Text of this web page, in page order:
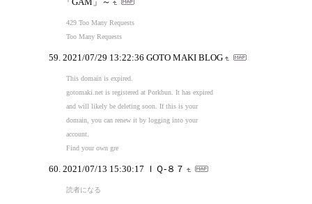
429 Too Many Requests
Too Many Requests
2021/07/29 13:22:36 GOTO MAKI BLOG
This domain is expired.
gotomaki.net is registered at Porkbun. It has expired
and will likely be deleting soon. If this is your
domain, you can renew it by logging into your
account.
Find your own gre
2021/07/13 15:30:17 ＩＱ-８７
読者になる